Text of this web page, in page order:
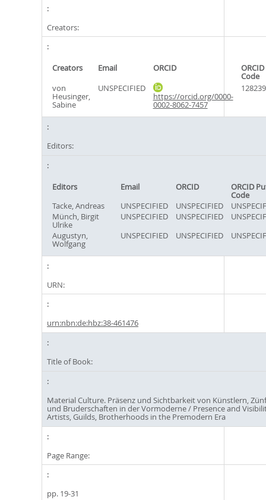
Creators:
Creators Email ORCID
Code
von
Heusinger,
Sabine
UNSPECIFIED
https://orcid.org/0000-
0002-8062-7457
Editors:
Editors Email ORCID ORCID
Code
Tacke, Andreas
UNSPECIFIED UNSPECIFIED
Münch, Birgit
Ulrike
UNSPECIFIED UNSPECIFIED
Augustyn,
Wolfgang
UNSPECIFIED UNSPECIFIED
URN:
urn:nbn:de:hbz:38-461476
Title of Book:
Material Culture. Präsenz und Sichtbarkeit von Künstlern,
und Bruderschaften in der Vormoderne / Presence and
Artists, Guilds, Brotherhoods in the Premodern Era
Page Range:
pp. 19-31